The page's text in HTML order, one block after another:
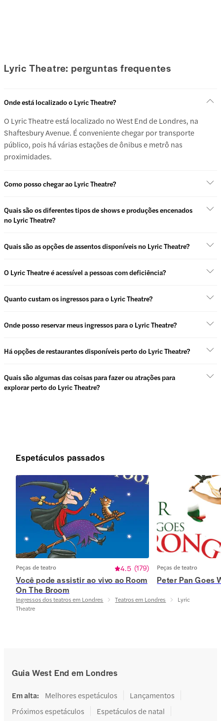
Lyric Theatre: perguntas frequentes
Onde está localizado o Lyric Theatre?
O Lyric Theatre está localizado no West End de Londres, na
Shaftesbury Avenue. É conveniente chegar por transporte
público, pois há várias estações de ônibus e metrô nas
proximidades.
Como posso chegar ao Lyric Theatre?
Quais são os diferentes tipos de shows e produções encenados
no Lyric Theatre?
Quais são as opções de assentos disponíveis no Lyric Theatre?
O Lyric Theatre é acessível a pessoas com deficiência?
Quanto custam os ingressos para o Lyric Theatre?
Onde posso reservar meus ingressos para o Lyric Theatre?
Há opções de restaurantes disponíveis perto do Lyric Theatre?
Quais são algumas das coisas para fazer ou atrações para
explorar perto do Lyric Theatre?
Espetáculos passados
Peças de teatro 4.5 (179)
Você pode assistir ao vivo ao Room
On The Broom
Peças de teatro
Peter Pan Goes
Ingressos dos teatros em Londres Teatros em Londres
Lyric
Theatre
Guia West End em Londres
Em alta: Melhores espetáculos
Lançamentos
Próximos espetáculos
Espetáculos de natal